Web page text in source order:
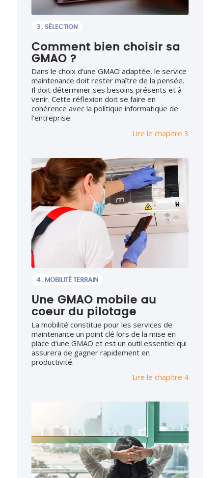
3 . SÉLECTION
Comment bien choisir sa
GMAO ?
Dans le choix d’une GMAO adaptée, le service
maintenance doit rester maître de la pensée.
Il doit déterminer ses besoins présents et à
venir. Cette réflexion doit se faire en
cohérence avec la politique informatique de
l’entreprise.
Lire le chapitre 3
4 . MOBILITÉ TERRAIN
Une GMAO mobile au
coeur du pilotage
La mobilité constitue pour les services de
maintenance un point clé lors de la mise en
place d’une GMAO et est un outil essentiel qui
assurera de gagner rapidement en
productivité.
Lire le chapitre 4